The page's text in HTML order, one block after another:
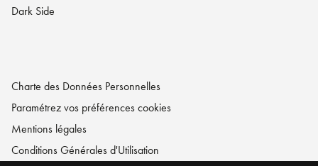
Dark Side
Charte des Données Personnelles
Paramétrez vos préférences cookies
Mentions légales
Conditions Générales d'Utilisation